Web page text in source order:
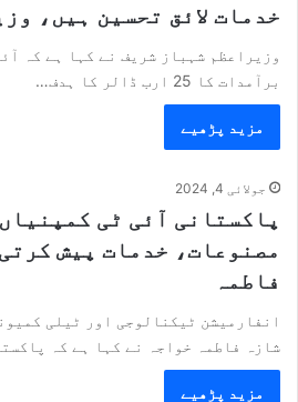
خدمات لائق تحسین ہیں،
برآمدات کا 25 ارب ڈالر کا ہدف…
مزید پڑھیے
جولائی 4, 2024
پاکستانی آئی ٹی
مصنوعات، خدمات پیش
فاطمہ
انفارمیشن ٹیکنالوجی اور ٹیلی
شازہ فاطمہ خواجہ نے کہا ہے کہ
مزید پڑھیے